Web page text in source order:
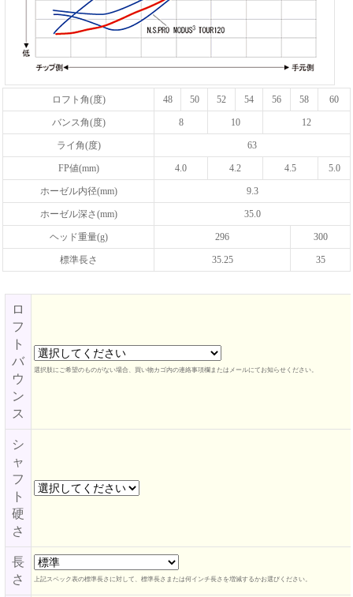
ロフト角(度) 48 50 52 54 56 58 60
バンス角(度) 8 10 12
ライ角(度) 63
FP値(mm) 4.0 4.2 4.5 5.0
ホーゼル内径(mm) 9.3
ホーゼル深さ(mm) 35.0
ヘッド重量(g) 296 300
標準長さ 35.25 35
ロ
フ
ト
バ
ウ
ン
ス
選択肢にご希望のものがない場合、買い物カゴ内の連絡事項欄またはメールにてお知らせください。
シ
ャ
フ
ト
硬
さ
長
さ
上記スペック表の標準長さに対して、標準長さまたは何インチ長さを増減するかお選びください。